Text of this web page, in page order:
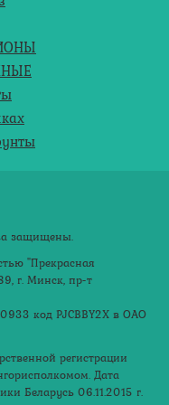
защищены.
"Прекрасная
г. Минск, пр-т
код РJСВВY2X в OAO
регистрации
Дата
Беларусь 06.11.2015 г.